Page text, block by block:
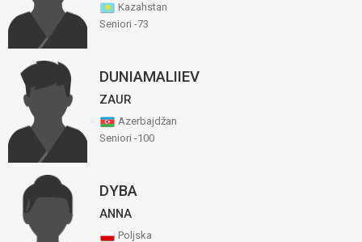
Kazahstan
Seniori -73
DUNIAMALIIEV
ZAUR
Azerbajdžan
Seniori -100
DYBA
ANNA
Poljska